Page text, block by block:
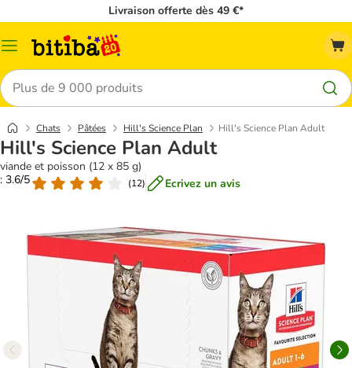
Livraison offerte dès 49 €*
Menu
Rechercher
Chats Pâtées Hill's Science Plan Hill's Science Plan Adult
Hill's Science Plan Adult
viande et poisson (12 x 85 g)
: 3.6/5
(12) Ecrivez un avis